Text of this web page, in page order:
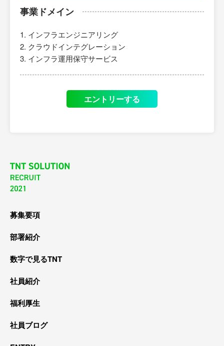
事業ドメイン
インフラエンジニアリング
クラウドインテグレーション
インフラ運用保守サービス
エントリーする
募集要項
部署紹介
数字で見るTNT
社員紹介
福利厚生
社員ブログ